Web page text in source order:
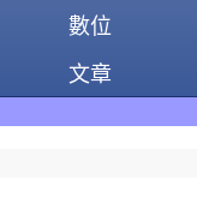
數位
文章